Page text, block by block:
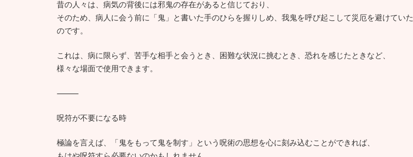
昔の人々は、病気の背後には邪鬼の存在があると信じており、
そのため、病人に会う前に「鬼」と書いた手のひらを握りしめ、我鬼を呼び起こして災厄を避けていた
のです。
これは、病に限らず、苦手な相手と会うとき、困難な状況に挑むとき、恐れを感じたときなど、
様々な場面で使用できます。
⸻
呪符が不要になる時
極論を言えば、「鬼をもって鬼を制す」という呪術の思想を心に刻み込むことができれば、